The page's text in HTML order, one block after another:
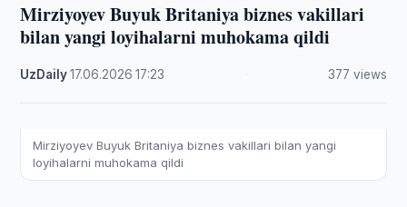
Mirziyoyev Buyuk Britaniya biznes vakillari
bilan yangi loyihalarni muhokama qildi
UzDaily·17.06.2026 ·17:23 377 views
Mirziyoyev Buyuk Britaniya biznes vakillari bilan yangi
loyihalarni muhokama qildi